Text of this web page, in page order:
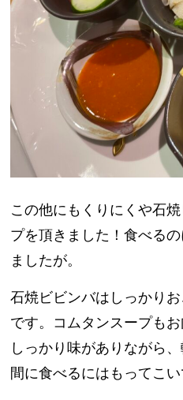
この他にもくりにくや石
プを頂きました！食べる
ましたが。
石焼ビビンバはしっかり
です。コムタンスープも
しっかり味がありながら
間に食べるにはもってこい